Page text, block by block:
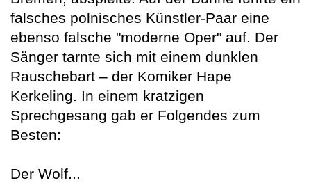
falsches polnisches Künstler-Paar eine
ebenso falsche "moderne Oper" auf. Der
Sänger tarnte sich mit einem dunklen
Rauschebart – der Komiker Hape
Kerkeling. In einem kratzigen
Sprechgesang gab er Folgendes zum
Besten:
Der Wolf...